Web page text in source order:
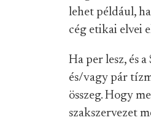
lehet például,
cég etikai elvei
Ha per lesz, és
és/vagy pár
összeg. Hogy
szakszervezet